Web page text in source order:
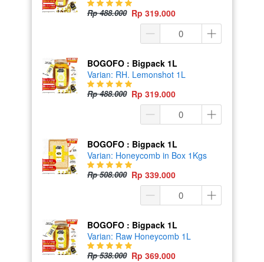
Rp 488.000 Rp 319.000
BOGOFO : Bigpack 1L
Varian: RH. Lemonshot 1L
Rp 488.000 Rp 319.000
BOGOFO : Bigpack 1L
Varian: Honeycomb in Box 1Kgs
Rp 508.000 Rp 339.000
BOGOFO : Bigpack 1L
Varian: Raw Honeycomb 1L
Rp 538.000 Rp 369.000